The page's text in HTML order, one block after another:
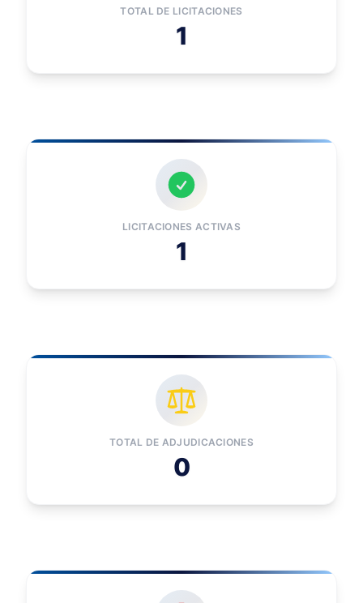
TOTAL DE LICITACIONES
1
LICITACIONES ACTIVAS
1
TOTAL DE ADJUDICACIONES
0